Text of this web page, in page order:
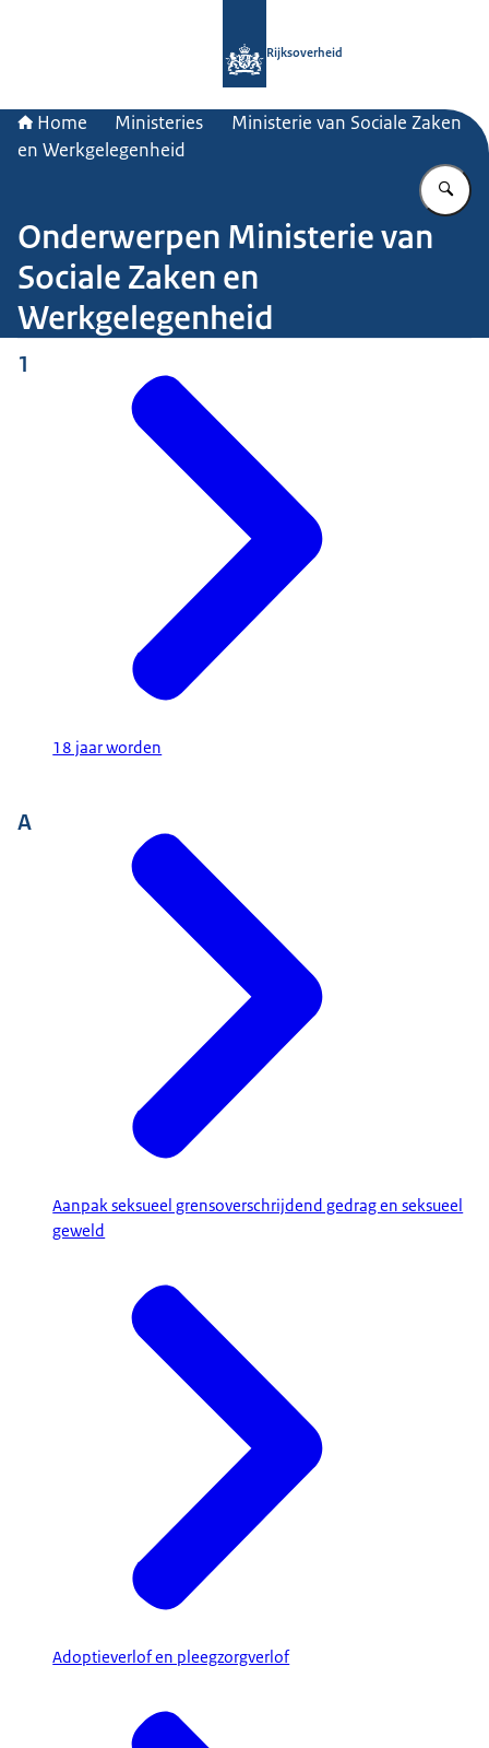
Rijksoverheid
Home Ministeries
Ministerie van Sociale Zaken
en Werkgelegenheid
Onderwerpen Ministerie van
Sociale Zaken en
Werkgelegenheid
1
18 jaar worden
A
Aanpak seksueel grensoverschrijdend gedrag en seksueel
geweld
Adoptieverlof en pleegzorgverlof